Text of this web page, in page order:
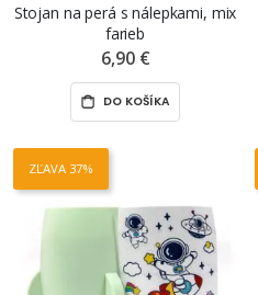
Stojan na perá s nálepkami, mix
farieb
6,90 €
DO KOŠÍKA
ZĽAVA 37%